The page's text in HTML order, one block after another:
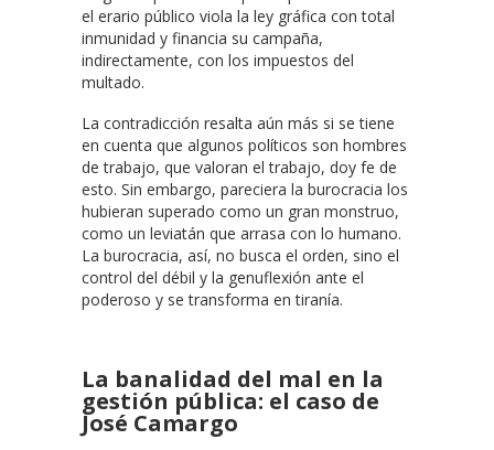
el erario público viola la ley gráfica con total
inmunidad y financia su campaña,
indirectamente, con los impuestos del
multado.
La contradicción resalta aún más si se tiene
en cuenta que algunos políticos son hombres
de trabajo, que valoran el trabajo, doy fe de
esto. Sin embargo, pareciera la burocracia los
hubieran superado como un gran monstruo,
como un leviatán que arrasa con lo humano.
La burocracia, así, no busca el orden, sino el
control del débil y la genuflexión ante el
poderoso y se transforma en tiranía.
La banalidad del mal en la
gestión pública: el caso de
José Camargo